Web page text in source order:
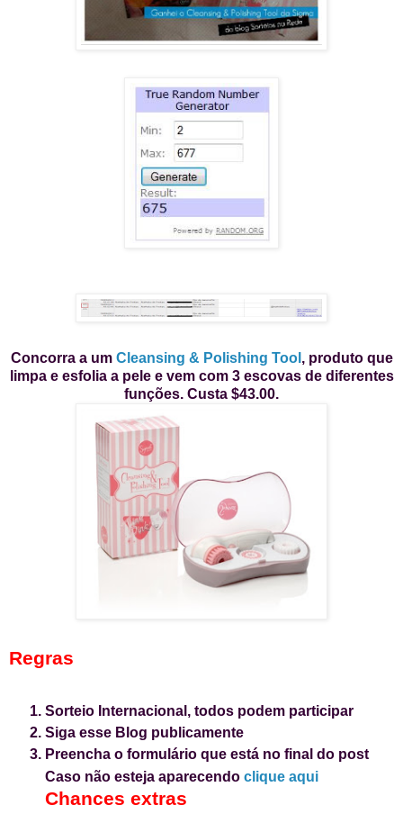
Concorra a um Cleansing & Polishing Tool , produto que
limpa e esfolia a pele e vem com 3 escovas de diferentes
funções. Custa $43.00.
Regras
Sorteio Internacional, todos podem participar
Siga esse Blog publicamente
Preencha o formulário que está no final do post
Caso não esteja aparecendo clique aqui
Chances extras